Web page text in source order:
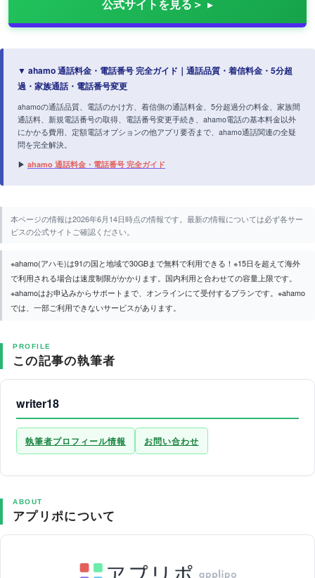
公式サイトを見る＞
▼ ahamo 通話料金・電話番号 完全ガイド｜通話品質・着信料金・5分超
過・家族通話・電話番号変更
ahamoの通話品質、電話のかけ方、着信側の通話料金、5分超過分の料金、家族間
通話料、新規電話番号の取得、電話番号変更手続き、ahamo電話の基本料金以外
にかかる費用、定額電話オプションの他アプリ要否まで、ahamo通話関連の全疑
問を完全解決。
▶ ahamo 通話料金・電話番号 完全ガイド
本ページの情報は2026年6月14日時点の情報です。最新の情報については必ず各サー
ビスの公式サイトご確認ください。
※ahamo(アハモ)は91の国と地域で30GBまで無料で利用できる！※15日を超えて海外
で利用される場合は速度制限がかかります。国内利用と合わせての容量上限です。
※ahamoはお申込みからサポートまで、オンラインにて受付するプランです。※ahamo
では、一部ご利用できないサービスがあります。
PROFILE
この記事の執筆者
writer18
執筆者プロフィール情報 お問い合わせ
ABOUT
アプリポについて